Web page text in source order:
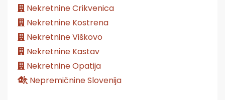
Nekretnine Crikvenica
Nekretnine Kostrena
Nekretnine Viškovo
Nekretnine Kastav
Nekretnine Opatija
Nepremičnine Slovenija